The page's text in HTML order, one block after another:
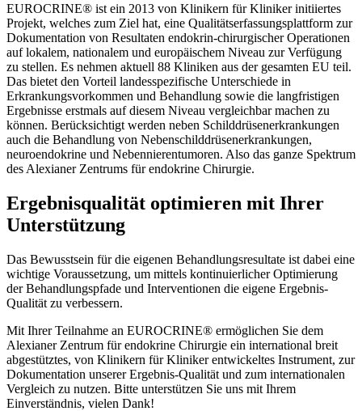
EUROCRINE® ist ein 2013 von Klinikern für Kliniker initiiertes
Projekt, welches zum Ziel hat, eine Qualitätserfassungsplattform zur
Dokumentation von Resultaten endokrin-chirurgischer Operationen
auf lokalem, nationalem und europäischem Niveau zur Verfügung
zu stellen. Es nehmen aktuell 88 Kliniken aus der gesamten EU teil.
Das bietet den Vorteil landesspezifische Unterschiede in
Erkrankungsvorkommen und Behandlung sowie die langfristigen
Ergebnisse erstmals auf diesem Niveau vergleichbar machen zu
können. Berücksichtigt werden neben Schilddrüsenerkrankungen
auch die Behandlung von Nebenschilddrüsenerkrankungen,
neuroendokrine und Nebennierentumoren. Also das ganze Spektrum
des Alexianer Zentrums für endokrine Chirurgie.
Ergebnisqualität optimieren mit Ihrer
Unterstützung
Das Bewusstsein für die eigenen Behandlungsresultate ist dabei eine
wichtige Voraussetzung, um mittels kontinuierlicher Optimierung
der Behandlungspfade und Interventionen die eigene Ergebnis-
Qualität zu verbessern.
Mit Ihrer Teilnahme an EUROCRINE® ermöglichen Sie dem
Alexianer Zentrum für endokrine Chirurgie ein international breit
abgestütztes, von Klinikern für Kliniker entwickeltes Instrument, zur
Dokumentation unserer Ergebnis-Qualität und zum internationalen
Vergleich zu nutzen. Bitte unterstützen Sie uns mit Ihrem
Einverständnis, vielen Dank!